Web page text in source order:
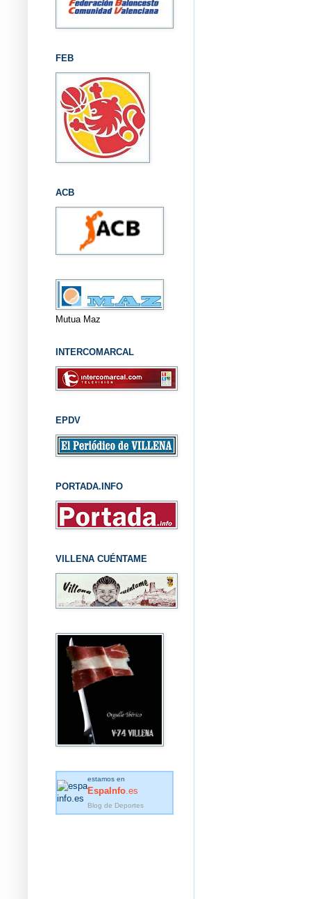
FEB
ACB
Mutua Maz
INTERCOMARCAL
EPDV
PORTADA.INFO
VILLENA CUÉNTAME
estamos en
EspaInfo .es
Blog de Deportes